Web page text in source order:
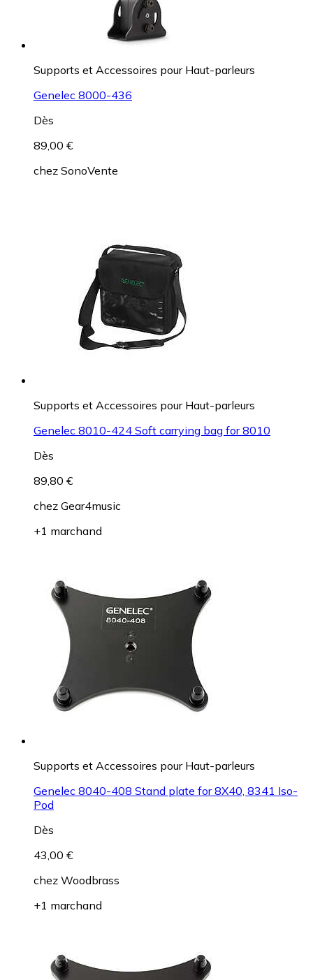
Supports et Accessoires pour Haut-parleurs
Genelec 8000-436
Dès
89,00 €
chez SonoVente
Supports et Accessoires pour Haut-parleurs
Genelec 8010-424 Soft carrying bag for 8010
Dès
89,80 €
chez Gear4music
+1 marchand
Supports et Accessoires pour Haut-parleurs
Genelec 8040-408 Stand plate for 8X40, 8341 Iso-
Pod
Dès
43,00 €
chez Woodbrass
+1 marchand